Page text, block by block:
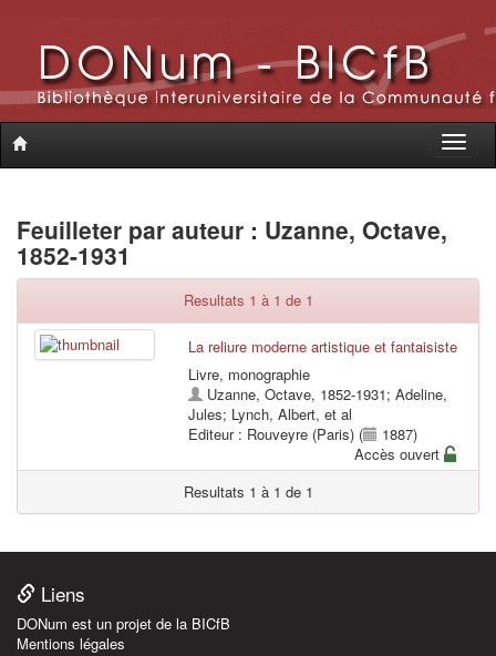
Toggle
Feuilleter par auteur : Uzanne, Octave,
1852-1931
Resultats 1 à 1 de 1
La reliure moderne artistique et fantaisiste
Livre, monographie
Uzanne, Octave, 1852-1931; Adeline,
Jules; Lynch, Albert, et al
Editeur : Rouveyre (Paris) (
1887)
Accès ouvert
Resultats 1 à 1 de 1
Liens
DONum est un projet de la BICfB
Mentions légales